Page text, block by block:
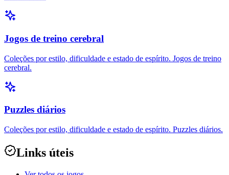
Jogos de treino cerebral
Coleções por estilo, dificuldade e estado de espírito. Jogos de treino
cerebral.
Puzzles diários
Coleções por estilo, dificuldade e estado de espírito. Puzzles diários.
Links úteis